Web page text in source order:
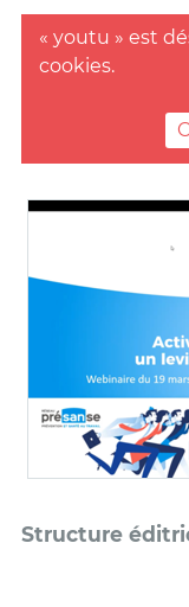
« youtu » est
cookies.